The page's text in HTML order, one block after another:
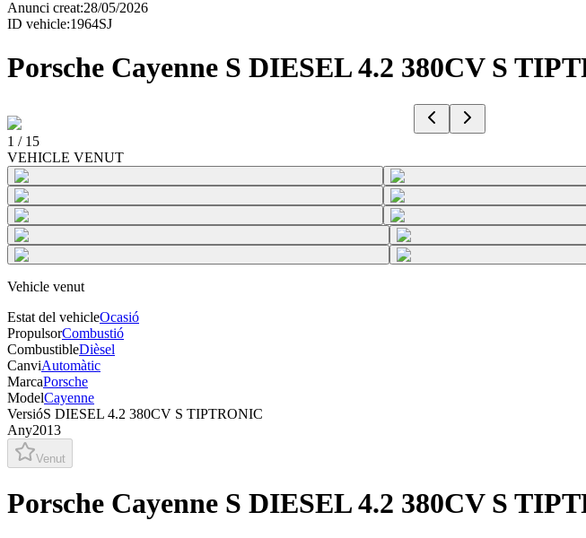
Anunci creat:28/05/2026
ID vehicle:1964SJ
Porsche Cayenne S DIESEL 4.2 380CV S
1 / 15
VEHICLE VENUT
Vehicle venut
Estat del vehicleOcasió
PropulsorCombustió
CombustibleDièsel
CanviAutomàtic
MarcaPorsche
ModelCayenne
VersióS DIESEL 4.2 380CV S TIPTRONIC
Any2013
Venut
Porsche Cayenne S DIESEL 4.2 380CV S